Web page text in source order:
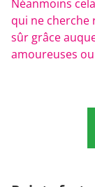
Néanmoins
qui ne cherche
sûr grâce
amoureuses